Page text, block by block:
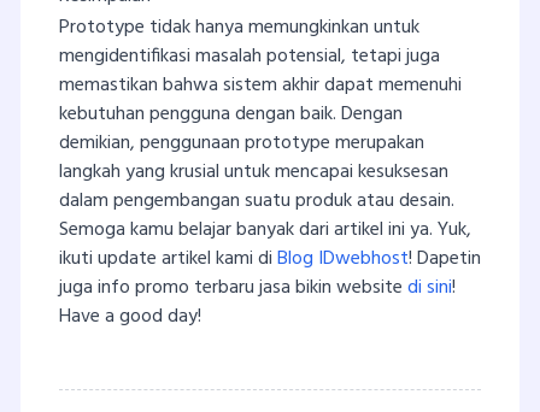
Prototype tidak hanya memungkinkan untuk
mengidentifikasi masalah potensial, tetapi juga
memastikan bahwa sistem akhir dapat memenuhi
kebutuhan pengguna dengan baik. Dengan
demikian, penggunaan prototype merupakan
langkah yang krusial untuk mencapai kesuksesan
dalam pengembangan suatu produk atau desain.
Semoga kamu belajar banyak dari artikel ini ya. Yuk,
ikuti update artikel kami diBlog IDwebhost! Dapetin
juga info promo terbaru jasa bikin websitedi sini!
Have a good day!